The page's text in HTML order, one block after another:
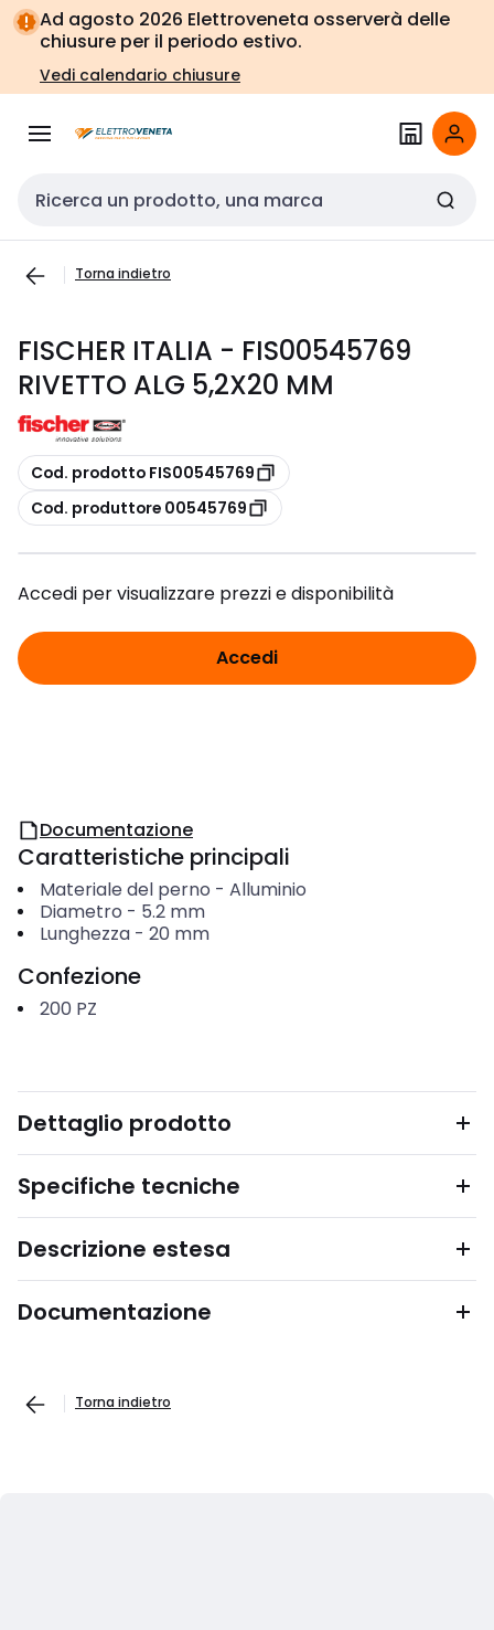
Vai alla
navigazione
Vai
alla
pagina
Ad agosto 2026 Elettroveneta osserverà delle
chiusure per il periodo estivo.
Vedi calendario chiusure
Cerca input
Torna indietro
FISCHER ITALIA - FIS00545769
RIVETTO ALG 5,2X20 MM
copia
Cod. prodotto FIS00545769
copia
Cod. produttore 00545769
Accedi per visualizzare prezzi e disponibilità
Accedi
Documentazione
Caratteristiche principali
Materiale del perno - Alluminio
Diametro - 5.2 mm
Lunghezza- 20 mm
Confezione
200 PZ
Dettaglio prodotto
Specifiche tecniche
Descrizione estesa
Documentazione
Torna indietro